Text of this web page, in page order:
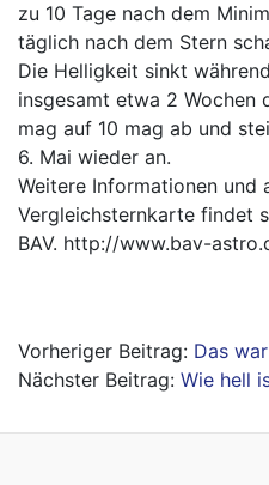
zu 10 Tage nach dem
täglich nach dem Stern
Die Helligkeit sinkt
insgesamt etwa 2 Wochen
mag auf 10 mag ab und
6. Mai wieder an.
Weitere Informationen und
Vergleichsternkarte findet
BAV. http://www.bav-
Das
Wie hell